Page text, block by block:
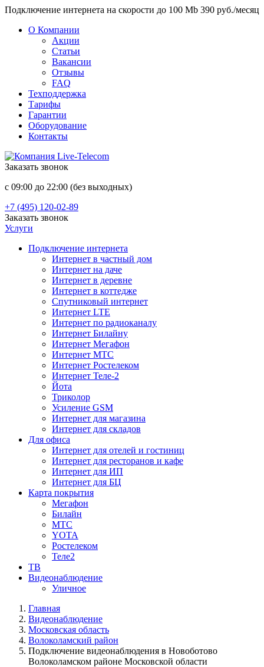
Подключение интернета на скорости до 100 Mb 390 руб./месяц
О Компании
Акции
Статьи
Вакансии
Отзывы
FAQ
Техподдержка
Тарифы
Гарантии
Оборудование
Контакты
Заказать звонок
с 09:00 до 22:00 (без выходных)
+7 (495) 120-02-89
Заказать звонок
Услуги
Подключение интернета
Интернет в частный дом
Интернет на даче
Интернет в деревне
Интернет в коттедже
Спутниковый интернет
Интернет LTE
Интернет по радиоканалу
Интернет Билайну
Интернет Мегафон
Интернет МТС
Интернет Ростелеком
Интернет Теле-2
Йота
Триколор
Усиление GSM
Интернет для магазина
Интернет для складов
Для офиса
Интернет для отелей и гостиниц
Интернет для ресторанов и кафе
Интернет для ИП
Интернет для БЦ
Карта покрытия
Мегафон
Билайн
МТС
YOTA
Ростелеком
Теле2
ТВ
Видеонаблюдение
Уличное
Главная
Видеонаблюдение
Московская область
Волоколамский район
Подключение видеонаблюдения в Новоботово
Волоколамском районе Московской области